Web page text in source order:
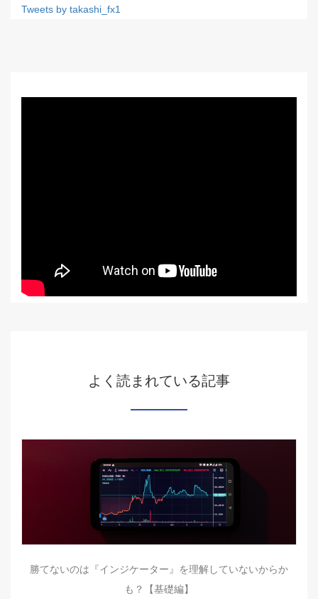
Tweets by takashi_fx1
よく読まれている記事
勝てないのは『インジケーター』を理解していないからか
も？【基礎編】